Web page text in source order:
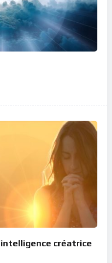
créatrice